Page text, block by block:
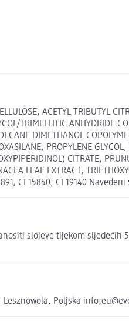
ACETYL TRIBUTYL
TRIMELLITIC ANHYDRIDE
DIMETHANOL
PROPYLENE
CITRATE,
LEAF EXTRACT,
77891, CI 15850, CI 19140
slojeve tijekom
Lesznowola, Poljska